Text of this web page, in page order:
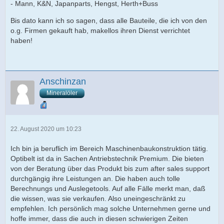
- Mann, K&N, Japanparts, Hengst, Herth+Buss
Bis dato kann ich so sagen, dass alle Bauteile, die ich von den
o.g. Firmen gekauft hab, makellos ihren Dienst verrichtet
haben!
Anschinzan
Mineralöler
22. August 2020 um 10:23
Ich bin ja beruflich im Bereich Maschinenbaukonstruktion tätig.
Optibelt ist da in Sachen Antriebstechnik Premium. Die bieten
von der Beratung über das Produkt bis zum after sales support
durchgängig ihre Leistungen an. Die haben auch tolle
Berechnungs und Auslegetools. Auf alle Fälle merkt man, daß
die wissen, was sie verkaufen. Also uneingeschränkt zu
empfehlen. Ich persönlich mag solche Unternehmen gerne und
hoffe immer, dass die auch in diesen schwierigen Zeiten